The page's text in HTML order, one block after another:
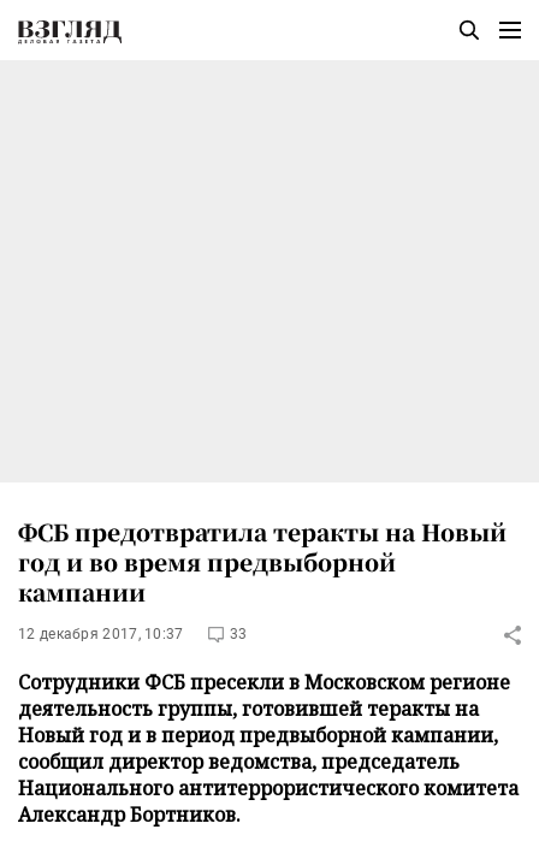
ФСБ предотвратила теракты на Новый
год и во время предвыборной
кампании
12 декабря 2017, 10:37 33
Сотрудники ФСБ пресекли в Московском регионе
деятельность группы, готовившей теракты на
Новый год и в период предвыборной кампании,
сообщил директор ведомства, председатель
Национального антитеррористического комитета
Александр Бортников.